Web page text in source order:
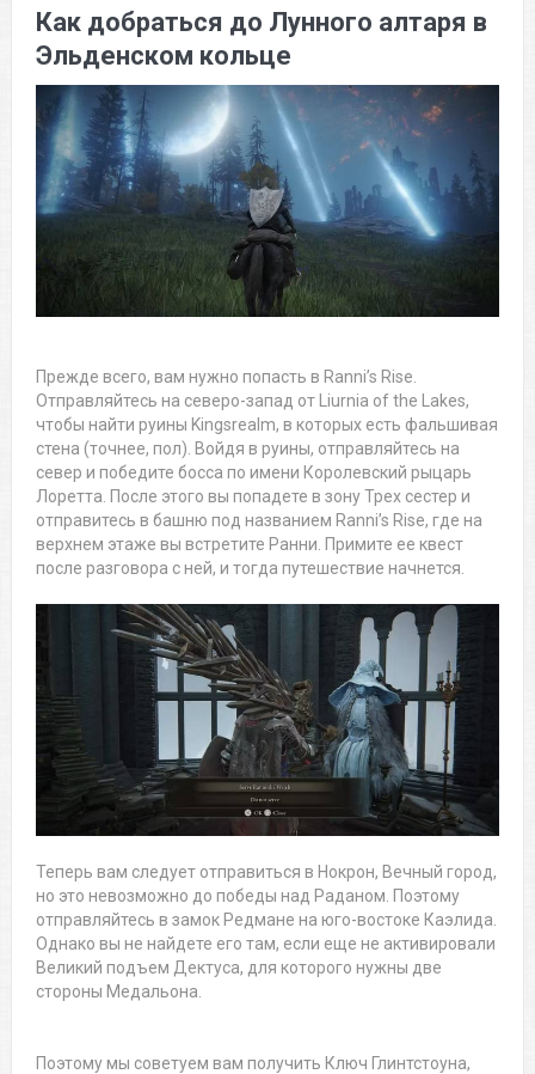
Как добраться до Лунного алтаря в
Эльденском кольце
Прежде всего, вам нужно попасть в Ranni’s Rise.
Отправляйтесь на северо-запад от Liurnia of the Lakes,
чтобы найти руины Kingsrealm, в которых есть фальшивая
стена (точнее, пол). Войдя в руины, отправляйтесь на
север и победите босса по имени Королевский рыцарь
Лоретта. После этого вы попадете в зону Трех сестер и
отправитесь в башню под названием Ranni’s Rise, где на
верхнем этаже вы встретите Ранни. Примите ее квест
после разговора с ней, и тогда путешествие начнется.
Теперь вам следует отправиться в Нокрон, Вечный город,
но это невозможно до победы над Раданом. Поэтому
отправляйтесь в замок Редмане на юго-востоке Каэлида.
Однако вы не найдете его там, если еще не активировали
Великий подъем Дектуса, для которого нужны две
стороны Медальона.
Поэтому мы советуем вам получить Ключ Глинтстоуна,